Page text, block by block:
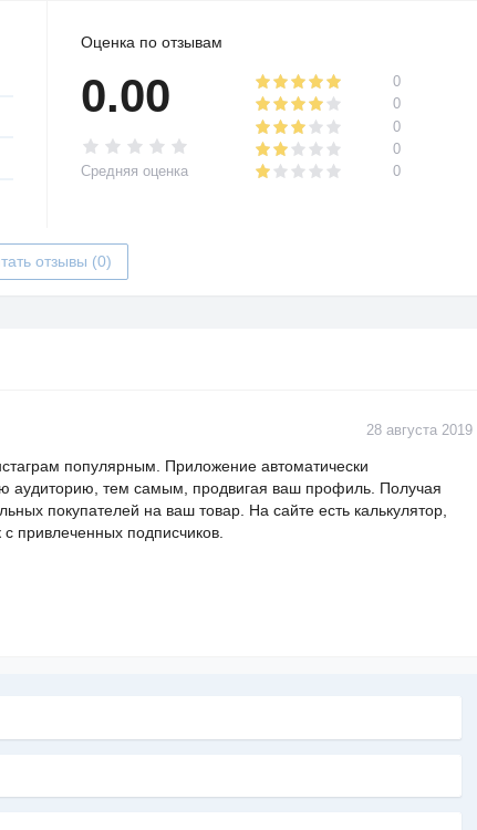
Оценка по отзывам
0.00
Средняя оценка
0
0
0
0
0
отзывы (0)
28 августа 2019
популярным. Приложение автоматически
аудиторию, тем самым, продвигая ваш профиль. Получая
покупателей на ваш товар. На сайте есть калькулятор,
привлеченных подписчиков.